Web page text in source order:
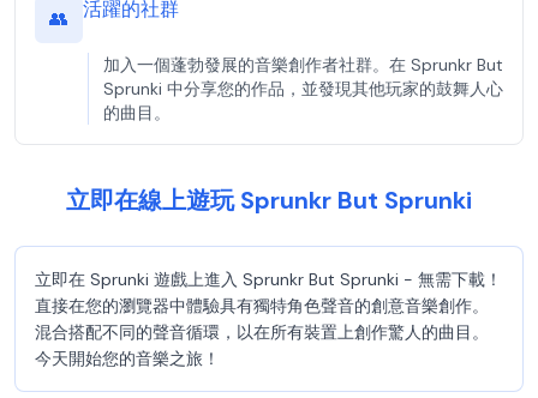
👥 活躍的社群
加入一個蓬勃發展的音樂創作者社群。在 Sprunkr But
Sprunki 中分享您的作品，並發現其他玩家的鼓舞人心
的曲目。
立即在線上遊玩 Sprunkr But Sprunki
立即在 Sprunki 遊戲上進入 Sprunkr But Sprunki - 無需下載！
直接在您的瀏覽器中體驗具有獨特角色聲音的創意音樂創作。
混合搭配不同的聲音循環，以在所有裝置上創作驚人的曲目。
今天開始您的音樂之旅！